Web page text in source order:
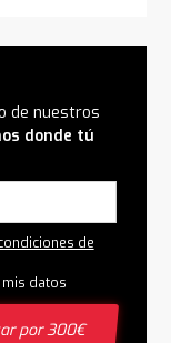
de nuestros
donde tú
de
datos
por 300€